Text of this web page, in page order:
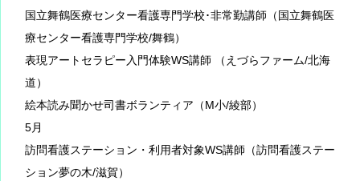
国立舞鶴医療センター看護専門学校･非常勤講師（国立舞鶴医
療センター看護専門学校/舞鶴）
表現アートセラピー入門体験WS講師 （えづらファーム/北海
道）
絵本読み聞かせ司書ボランティア（M小/綾部）
5月
訪問看護ステーション・利用者対象WS講師（訪問看護ステー
ション夢の木/滋賀）